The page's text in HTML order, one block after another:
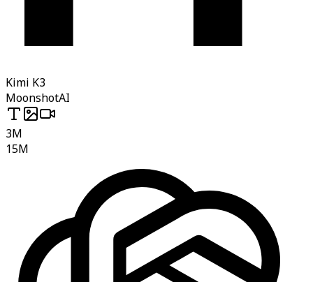
Kimi K3
MoonshotAI
3M
15M